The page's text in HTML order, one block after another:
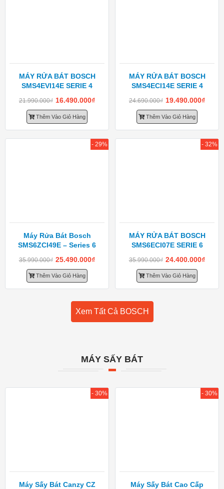
MÁY RỬA BÁT BOSCH
SMS4EVI14E SERIE 4
21.990.000₫ 16.490.000₫
Thêm Vào Giỏ Hàng
MÁY RỬA BÁT BOSCH
SMS4ECI14E SERIE 4
24.690.000₫ 19.490.000₫
Thêm Vào Giỏ Hàng
Máy Rửa Bát Bosch
SMS6ZCI49E – Series 6
35.990.000₫ 25.490.000₫
Thêm Vào Giỏ Hàng
- 29%
MÁY RỬA BÁT BOSCH
SMS6ECI07E SERIE 6
35.990.000₫ 24.400.000₫
Thêm Vào Giỏ Hàng
- 32%
Xem Tất Cả BOSCH
MÁY SẤY BÁT
Máy Sấy Bát Canzy CZ
- 30%
Máy Sấy Bát Cao Cấp
- 30%